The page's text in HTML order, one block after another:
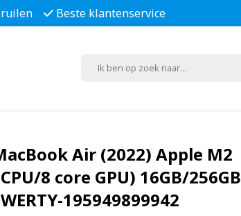
Beste klantenservice
Air (2022) Apple M2
8 core GPU) 16GB/256GB
195949899942